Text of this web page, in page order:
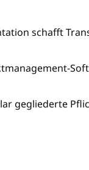
schafft
gegliederte